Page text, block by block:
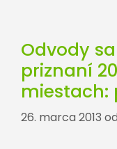
Odvody
priznaní
miestach:
26. marca 2013